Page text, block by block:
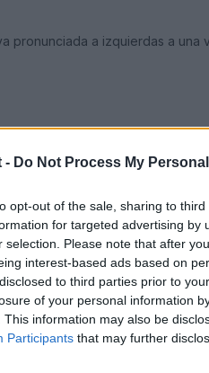
- Do Not Process My
opt-out of the sale, sharing to
for targeted advertising by
selection. Please note that after
interest-based ads based on
to third parties prior to
of your personal information
This information may also be
Participants that may further
pronunciada a izquierdas a